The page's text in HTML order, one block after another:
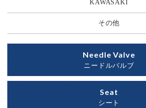
KAWASAKI
その他
Needle Valve
ニードルバルブ
Seat
シート